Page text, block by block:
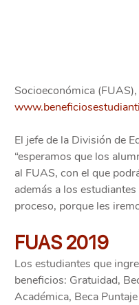
Socioeconómica
El jefe de la División de
“esperamos que los
al FUAS, con el que
además a los
proceso, porque les
FUAS 2019
Los estudiantes que
beneficios: Gratuidad,
Académica, Beca